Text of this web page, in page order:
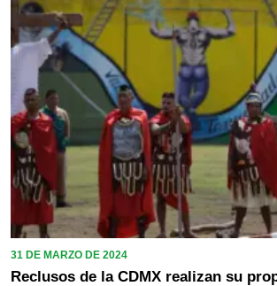
31 DE MARZO DE 2024
Reclusos de la CDMX realizan su